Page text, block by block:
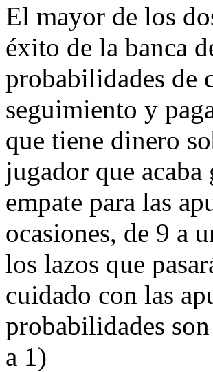
El mayor de los
éxito de la banca
probabilidades de
seguimiento y
que tiene dinero
jugador que
empate para las
ocasiones, de 9 a
los lazos que
cuidado con las
probabilidades
a 1)